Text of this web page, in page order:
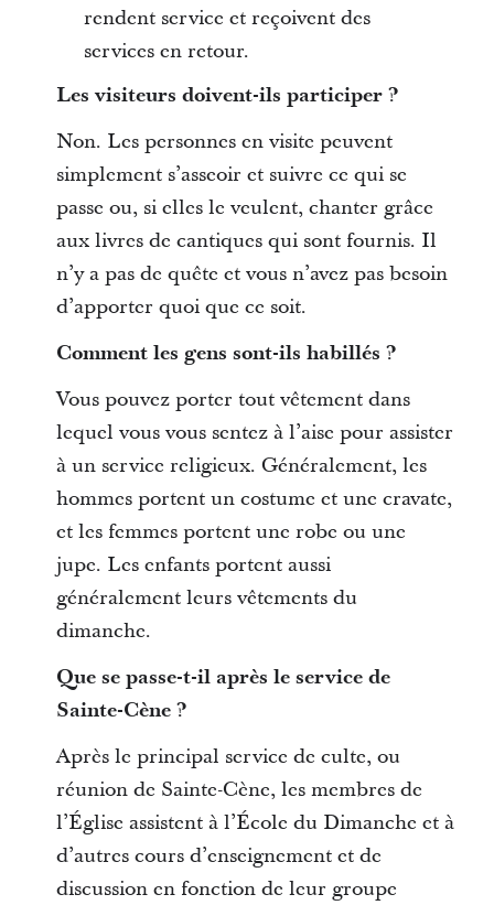
rendent service et reçoivent des
services en retour.
Les visiteurs doivent-ils participer ?
Non. Les personnes en visite peuvent
simplement s’asseoir et suivre ce qui se
passe ou, si elles le veulent, chanter grâce
aux livres de cantiques qui sont fournis. Il
n’y a pas de quête et vous n’avez pas besoin
d’apporter quoi que ce soit.
Comment les gens sont-ils habillés ?
Vous pouvez porter tout vêtement dans
lequel vous vous sentez à l’aise pour assister
à un service religieux. Généralement, les
hommes portent un costume et une cravate,
et les femmes portent une robe ou une
jupe. Les enfants portent aussi
généralement leurs vêtements du
dimanche.
Que se passe-t-il après le service de
Sainte-Cène ?
Après le principal service de culte, ou
réunion de Sainte-Cène, les membres de
l’Église assistent à l’École du Dimanche et à
d’autres cours d’enseignement et de
discussion en fonction de leur groupe